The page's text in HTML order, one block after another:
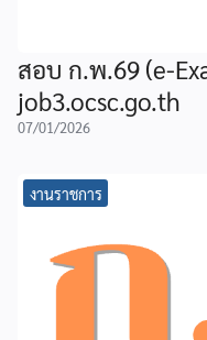
สอบ ก.พ.69 (e-
job3.ocsc.go.th
07/01/2026
งานราชการ